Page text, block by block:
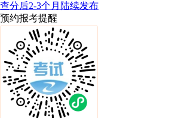
查分后2-3个月陆续发布
预约报考提醒